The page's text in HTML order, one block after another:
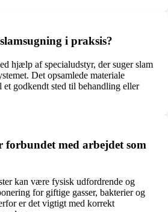
i praksis?
hjælp af specialudstyr, der suger slam
Det opsamlede materiale
et godkendt sted til behandling eller
forbundet med arbejdet som
kan være fysisk udfordrende og
for giftige gasser, bakterier og
er det vigtigt med korrekt